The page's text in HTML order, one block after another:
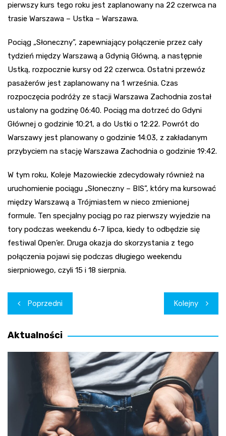
pierwszy kurs tego roku jest zaplanowany na 22 czerwca na
trasie Warszawa – Ustka – Warszawa.
Pociąg „Słoneczny”, zapewniający połączenie przez cały
tydzień między Warszawą a Gdynią Główną, a następnie
Ustką, rozpocznie kursy od 22 czerwca. Ostatni przewóz
pasażerów jest zaplanowany na 1 września. Czas
rozpoczęcia podróży ze stacji Warszawa Zachodnia został
ustalony na godzinę 06:40. Pociąg ma dotrzeć do Gdyni
Głównej o godzinie 10:21, a do Ustki o 12:22. Powrót do
Warszawy jest planowany o godzinie 14:03, z zakładanym
przybyciem na stację Warszawa Zachodnia o godzinie 19:42.
W tym roku, Koleje Mazowieckie zdecydowały również na
uruchomienie pociągu „Słoneczny – BIS”, który ma kursować
między Warszawą a Trójmiastem w nieco zmienionej
formule. Ten specjalny pociąg po raz pierwszy wyjedzie na
tory podczas weekendu 6-7 lipca, kiedy to odbędzie się
festiwal Open’er. Druga okazja do skorzystania z tego
połączenia pojawi się podczas długiego weekendu
sierpniowego, czyli 15 i 18 sierpnia.
Nawigacja
wpisu
Poprzedni Kolejny
Aktualności